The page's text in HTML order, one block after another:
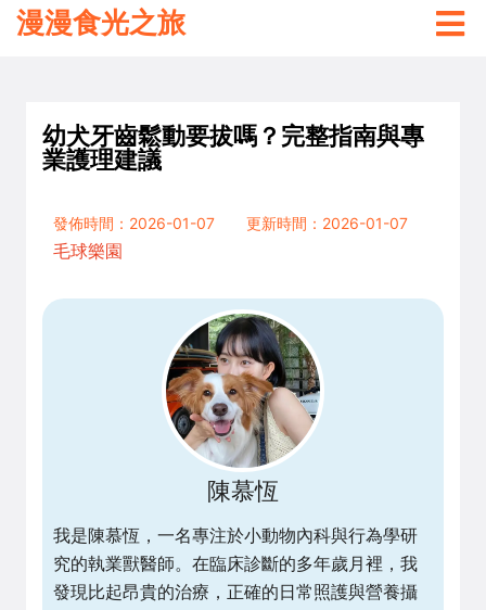
漫漫食光之旅
幼犬牙齒鬆動要拔嗎？完整指南與專
業護理建議
發佈時間：2026-01-07
更新時間：2026-01-07
毛球樂園
陳慕恆
我是陳慕恆，一名專注於小動物內科與行為學研
究的執業獸醫師。在臨床診斷的多年歲月裡，我
發現比起昂貴的治療，正確的日常照護與營養攝